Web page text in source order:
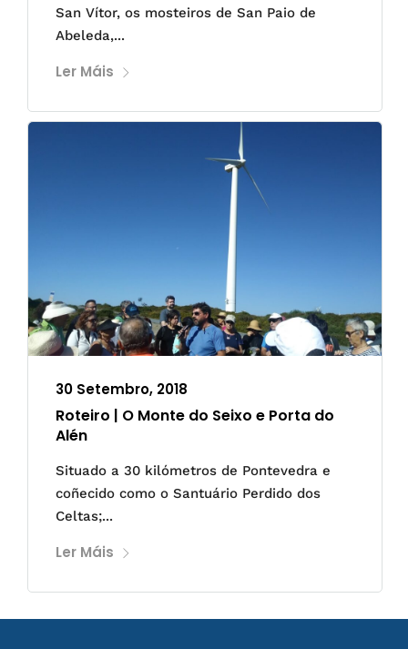
San Vítor, os mosteiros de San Paio de
Abeleda,...
Ler Máis
30 Setembro, 2018
Roteiro | O Monte do Seixo e Porta do
Alén
Situado a 30 kilómetros de Pontevedra e
coñecido como o Santuário Perdido dos
Celtas;...
Ler Máis